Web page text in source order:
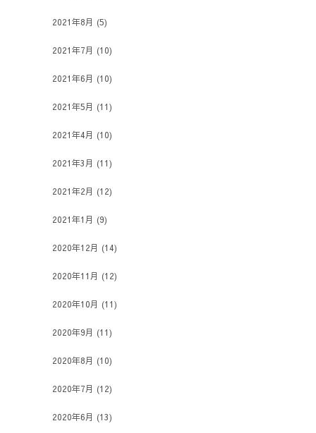
2021年8月 (5)
2021年7月 (10)
2021年6月 (10)
2021年5月 (11)
2021年4月 (10)
2021年3月 (11)
2021年2月 (12)
2021年1月 (9)
2020年12月 (14)
2020年11月 (12)
2020年10月 (11)
2020年9月 (11)
2020年8月 (10)
2020年7月 (12)
2020年6月 (13)